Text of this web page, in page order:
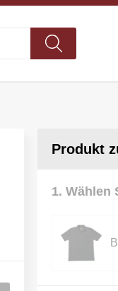
Produkt
1. Wählen